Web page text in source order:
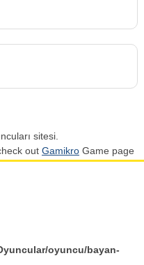
sitesi.
out Gamikro Game page
oyuncu/bayan-